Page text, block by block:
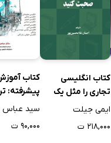
کتاب انگلیسی
تجاری را مثل یک
آمریکایی صحبت
ایمی جیلت
۲۱۸,۰۰۰ ت
کتاب
پیشرفته:
تجربه -
سید عباس
۹۰,۰۰۰ ت